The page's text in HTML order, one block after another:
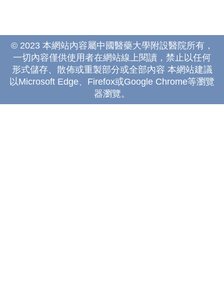
© 2023 本網站內容屬中國醫藥大學附設醫院所有，
一切內容僅供使用者在網站線上閱讀，禁止以任何
形式儲存、散佈或重製部分或全部內容 本網站建議
以Microsoft Edge、Firefox或Google Chrome等瀏覽
器瀏覽。